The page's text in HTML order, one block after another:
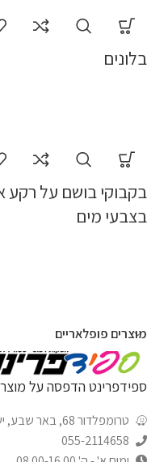
מוצרים פופלאריים
בלונים
בקבוקי בושם על רקע
בצבעי מים
ספידפרינט הדפסה על
טרומפלדור 68, באר שבע, ישראל
055-2114658